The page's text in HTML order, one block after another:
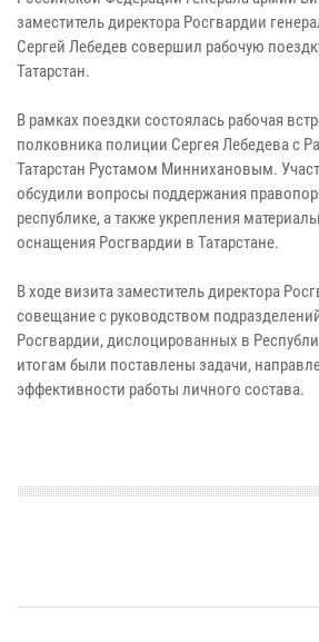
заместитель директора Росгвардии
Сергей Лебедев совершил рабочую
Татарстан.
В рамках поездки состоялась рабочая
полковника полиции Сергея Лебедева с
Татарстан Рустамом Миннихановым.
обсудили вопросы поддержания
республике, а также укрепления
оснащения Росгвардии в Татарстане.
В ходе визита заместитель директора
совещание с руководством
Росгвардии, дислоцированных в
итогам были поставлены задачи,
эффективности работы личного состава.